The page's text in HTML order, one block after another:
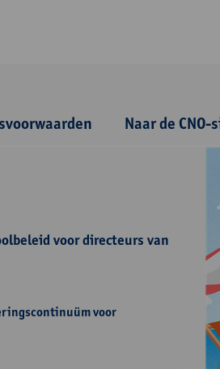
Naar de CNO-
voor directeurs van
voor